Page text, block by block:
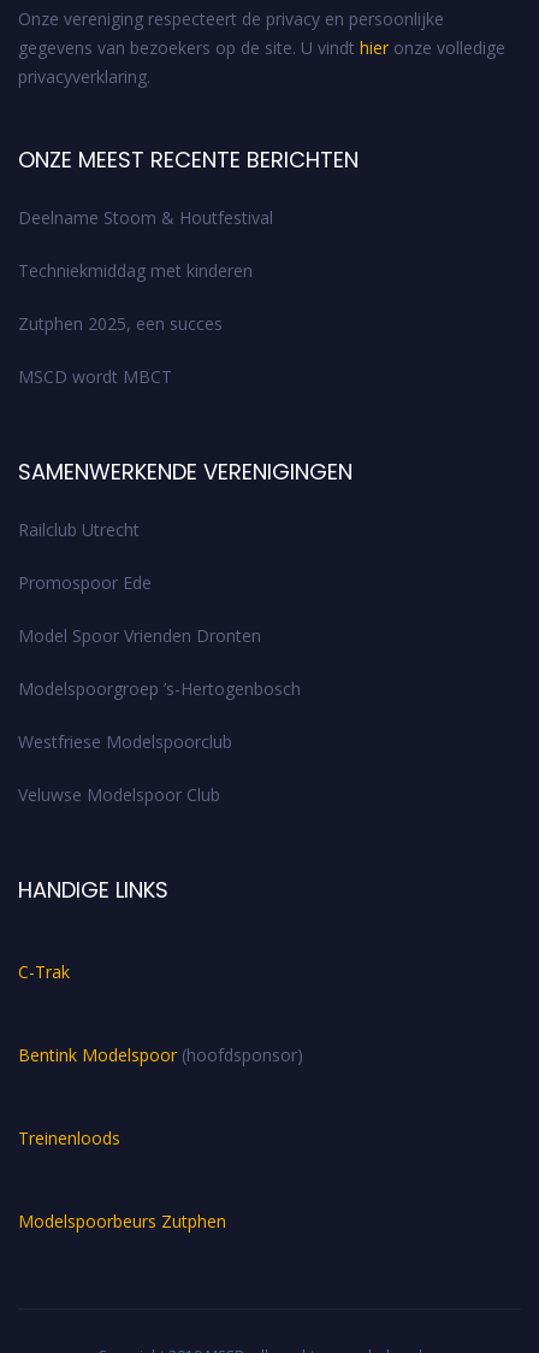
Onze vereniging respecteert de privacy en persoonlijke
gegevens van bezoekers op de site. U vindt hier onze volledige
privacyverklaring.
ONZE MEEST RECENTE BERICHTEN
Deelname Stoom & Houtfestival
Techniekmiddag met kinderen
Zutphen 2025, een succes
MSCD wordt MBCT
SAMENWERKENDE VERENIGINGEN
Railclub Utrecht
Promospoor Ede
Model Spoor Vrienden Dronten
Modelspoorgroep ’s-Hertogenbosch
Westfriese Modelspoorclub
Veluwse Modelspoor Club
HANDIGE LINKS
C-Trak
Bentink Modelspoor (hoofdsponsor)
Treinenloods
Modelspoorbeurs Zutphen